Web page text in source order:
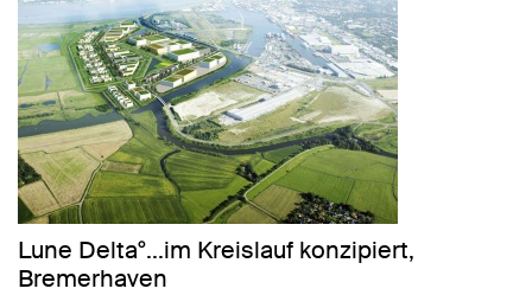
Lune Delta°...im Kreislauf konzipiert,
Bremerhaven